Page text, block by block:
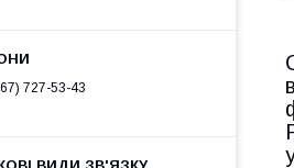
727-53-43